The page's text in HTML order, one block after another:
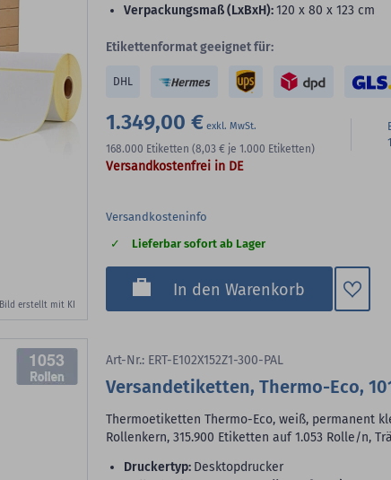
Bild erstellt mit KI
Verpackungsmaß (LxBxH):120 x 80 x 123 cm
Etikettenformat geeignet für:
DHL
1.349,00 €
168.000 Etiketten (8,03 € je 1.000 Etiketten)
Versandkostenfrei in DE
Versandkosteninfo
Lieferbar sofort ab Lager
In den Warenkorb
Zum
1053 Art-Nr.: ERT-E102X152Z1-300-PAL
Versandetiketten, Thermo-Eco,
Thermoetiketten Thermo-Eco, weiß, permanent
Rollenkern, 315.900 Etiketten auf 1.053 Rolle/n,
Druckertyp: Desktopdrucker